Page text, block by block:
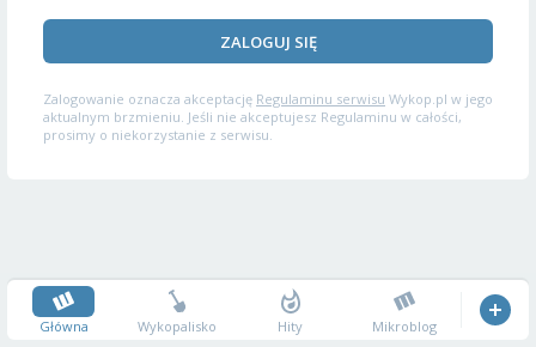
ZALOGUJ SIĘ
Zalogowanie oznacza akceptację Regulaminu serwisu Wykop.pl w jego
aktualnym brzmieniu. Jeśli nie akceptujesz Regulaminu w całości,
prosimy o niekorzystanie z serwisu.
Główna Wykopalisko Hity Mikroblog